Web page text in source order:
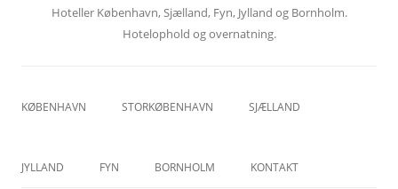
Hoteller København, Sjælland, Fyn, Jylland og Bornholm.
Hotelophold og overnatning.
KØBENHAVN
CITY
STORKØBENHAVN SJÆLLAND
NORDSJÆLLAND
JYLLAND FYN BORNHOLM KONTAKT